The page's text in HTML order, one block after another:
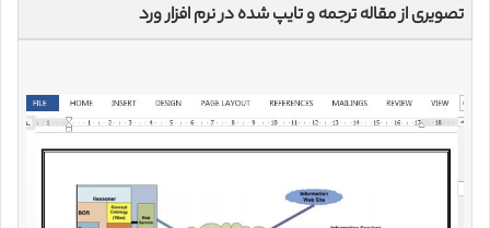
تصویری از مقاله ترجمه و تایپ شده در نرم افزار ورد